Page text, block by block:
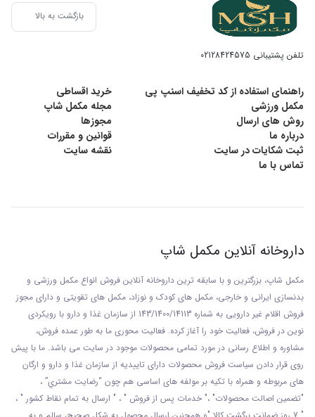
بازگشت به بالا
تلفن پشتیبانی 02128424575
راهنمای استفاده از کد تخفیف اسنپ پی
خرید اقساطی
مکمل ورزشی
مجله مکمل شاپ
روش های ارسال
مجوزها
درباره ما
قوانین و مقررات
ثبت شکایات در سایت
نقشه سایت
تماس با ما
داروخانه آنلاین مکمل شاپ
مکمل شاپ، بزرگترین و با سابقه ترین داروخانه آنلاین فروش انواع مکمل ورزشی و
بدنسازی ایرانی و خارجی، مکمل های کودک و نوزاد، مکمل های تقویتی و دارای مجوز
فروش اقلام غیر دارویی به شماره 143/1400/14113 از
سازمان غذا و دارو با رويکردی
نوين در فروش، فعاليت خود را آغاز کرده. فعاليت محوری ما به طور عمده فروش،
مشاوره و اطلاع رسانی در مورد تمامی محصولات موجود در سایت می باشد. ما با پيش
روی قرار دادن سياست فروش محصولات دارای تاييديه از سازمان غذا و دارو و ارگان
های مربوطه و همراه با تکيه بر مولفه های اساسی هم چون “رضايت مشتري” ،
"تضمين اصالت محصولات" ،" خدمات پس از فروش " ، " ارسال به تمام نقاط کشور " ،